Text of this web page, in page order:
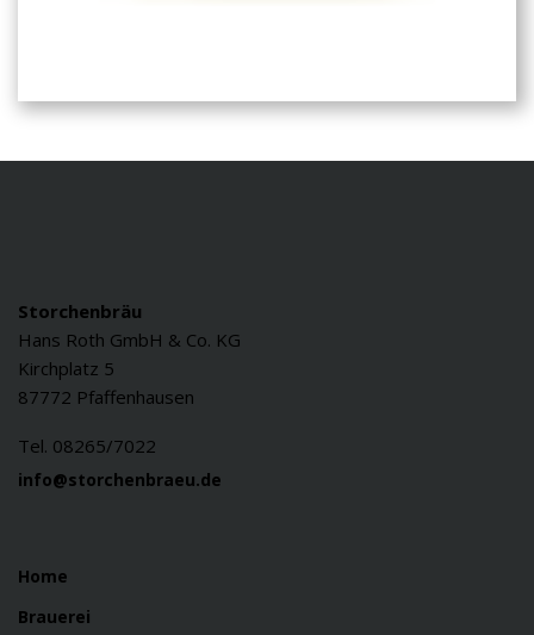
Storchenbräu
Hans Roth GmbH & Co. KG
Kirchplatz 5
87772 Pfaffenhausen
Tel. 08265/7022
info@storchenbraeu.de
Home
Brauerei